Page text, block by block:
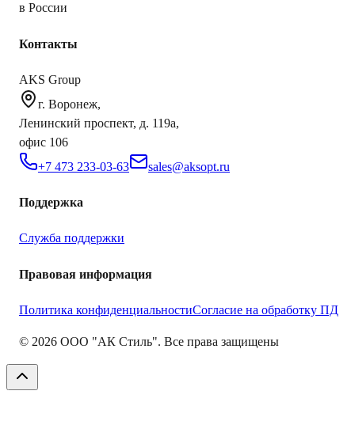
в России
Контакты
AKS Group
г. Воронеж,
Ленинский проспект, д. 119а,
офис 106
+7 473 233-03-63
sales@aksopt.ru
Поддержка
Служба поддержки
Правовая информация
Политика конфиденциальностиСогласие на обработку ПД
© 2026 ООО "АК Стиль". Все права защищены